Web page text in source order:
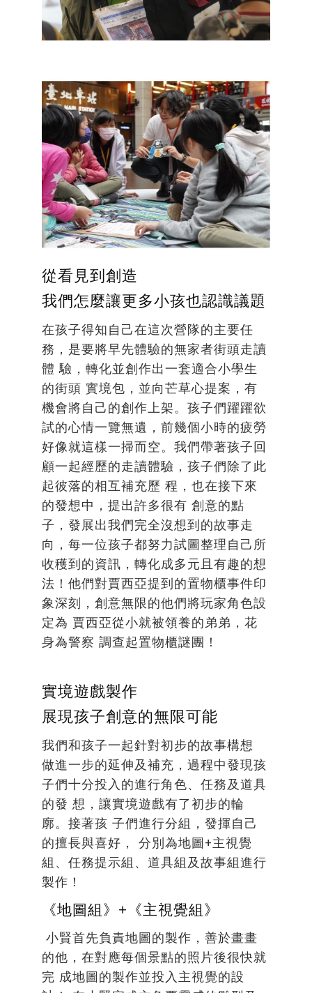
從看見到創造
我們怎麼讓更多小孩也認識議題
在孩子得知自己在這次營隊的主要任
務，是要將早先體驗的無家者街頭走讀
體 驗，轉化並創作出一套適合小學生
的街頭 實境包，並向芒草心提案，有
機會將自己的創作上架。孩子們躍躍欲
試的心情一覽無遺，前幾個小時的疲勞
好像就這樣一掃而空。我們帶著孩子回
顧一起經歷的走讀體驗，孩子們除了此
起彼落的相互補充歷 程，也在接下來
的發想中，提出許多很有 創意的點
子，發展出我們完全沒想到的故事走
向，每一位孩子都努力試圖整理自己所
收穫到的資訊，轉化成多元且有趣的想
法！他們對賈西亞提到的置物櫃事件印
象深刻，創意無限的他們將玩家角色設
定為 賈西亞從小就被領養的弟弟，花
身為警察 調查起置物櫃謎團！
實境遊戲製作
展現孩子創意的無限可能
我們和孩子一起針對初步的故事構想
做進一步的延伸及補充，過程中發現孩
子們十分投入的進行角色、任務及道具
的發 想，讓實境遊戲有了初步的輪
廓。接著孩 子們進行分組，發揮自己
的擅長與喜好， 分別為地圖+主視覺
組、任務提示組、道具組及故事組進行
製作！
《地圖組》+《主視覺組》
小賢首先負責地圖的製作，善於畫畫
的他，在對應每個景點的照片後很快就
完 成地圖的製作並投入主視覺的設